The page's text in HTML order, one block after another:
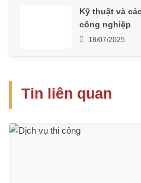
Kỹ thuật và
công nghiệp
18/07/2025
Tin liên quan